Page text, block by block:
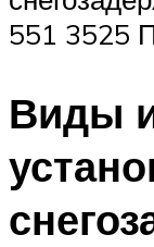
551 3525
Виды